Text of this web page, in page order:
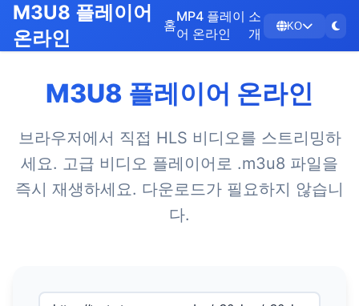
M3U8 플레이어
온라인
홈
MP4 플레이
어 온라인
소
개
KO
M3U8 플레이어 온라인
브라우저에서 직접 HLS 비디오를 스트리밍하
세요. 고급 비디오 플레이어로 .m3u8 파일을
즉시 재생하세요. 다운로드가 필요하지 않습니
다.